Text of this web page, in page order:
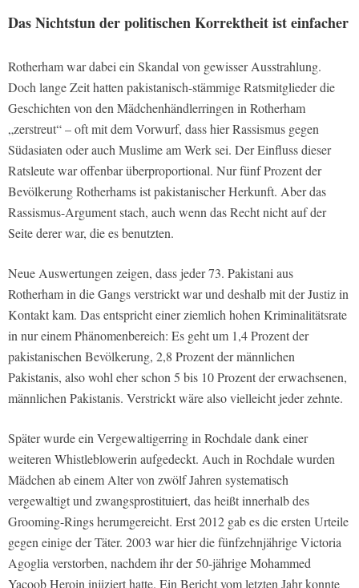
Das Nichtstun der politischen Korrektheit ist einfacher
Rotherham war dabei ein Skandal von gewisser Ausstrahlung.
Doch lange Zeit hatten pakistanisch-stämmige Ratsmitglieder die
Geschichten von den Mädchenhändlerringen in Rotherham
„zerstreut“ – oft mit dem Vorwurf, dass hier Rassismus gegen
Südasiaten oder auch Muslime am Werk sei. Der Einfluss dieser
Ratsleute war offenbar überproportional. Nur fünf Prozent der
Bevölkerung Rotherhams ist pakistanischer Herkunft. Aber das
Rassismus-Argument stach, auch wenn das Recht nicht auf der
Seite derer war, die es benutzten.
Neue Auswertungen zeigen, dass jeder 73. Pakistani aus
Rotherham in die Gangs verstrickt war und deshalb mit der Justiz in
Kontakt kam. Das entspricht einer ziemlich hohen Kriminalitätsrate
in nur einem Phänomenbereich: Es geht um 1,4 Prozent der
pakistanischen Bevölkerung, 2,8 Prozent der männlichen
Pakistanis, also wohl eher schon 5 bis 10 Prozent der erwachsenen,
männlichen Pakistanis. Verstrickt wäre also vielleicht jeder zehnte.
Später wurde ein Vergewaltigerring in Rochdale dank einer
weiteren Whistleblowerin aufgedeckt. Auch in Rochdale wurden
Mädchen ab einem Alter von zwölf Jahren systematisch
vergewaltigt und zwangsprostituiert, das heißt innerhalb des
Grooming-Rings herumgereicht. Erst 2012 gab es die ersten Urteile
gegen einige der Täter. 2003 war hier die fünfzehnjährige Victoria
Agoglia verstorben, nachdem ihr der 50-jährige Mohammed
Yacoob Heroin injiziert hatte. Ein Bericht vom letzten Jahr konnte